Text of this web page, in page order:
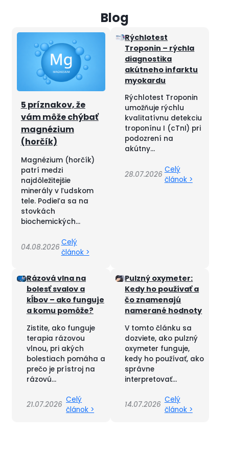
5 príznakov, že
vám môže chýbať
magnézium
(horčík)
04.08.2026
Magnézium (horčík)
patrí medzi
najdôležitejšie
minerály v ľudskom
tele. Podieľa sa na
stovkách
biochemických...
Celý
článok >
Rýchlotest
Troponin – rýchla
diagnostika
akútneho infarktu
myokardu
28.07.2026
Rýchlotest Troponin
umožňuje rýchlu
kvalitatívnu detekciu
troponínu I (cTnI) pri
podozrení na
akútny...
Celý
článok >
Rázová vlna na
bolesť svalov a
kĺbov – ako funguje
a komu pomôže?
21.07.2026
Zistite, ako funguje
terapia rázovou
vlnou, pri akých
bolestiach pomáha a
prečo je prístroj na
rázovú...
Celý
článok >
Pulzný oxymeter:
Kedy ho používať a
čo znamenajú
namerané hodnoty
14.07.2026
V tomto článku sa
dozviete, ako pulzný
oxymeter funguje,
kedy ho používať, ako
správne
interpretovať...
Celý
článok >